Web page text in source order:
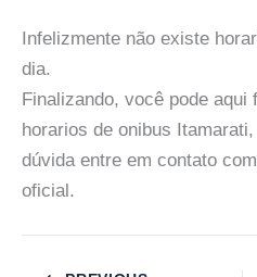
Infelizmente não existe
dia.
Finalizando, você pode
horarios de onibus
dúvida entre em contato
oficial.